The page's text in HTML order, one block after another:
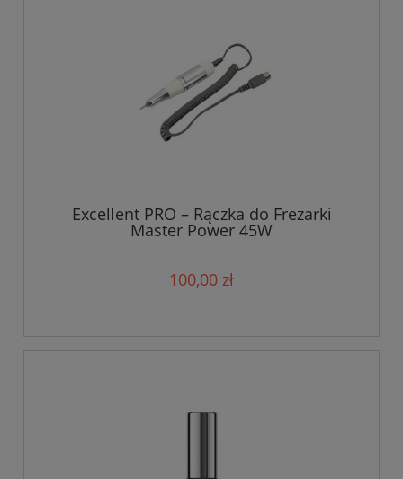
Excellent PRO – Rączka do Frezarki
Master Power 45W
100,00 zł